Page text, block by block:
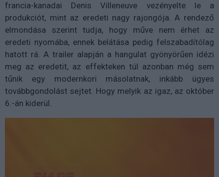
francia-kanadai Denis Villeneuve vezényelte le a
produkciót, mint az eredeti nagy rajongója. A rendező
elmondása szerint tudja, hogy műve nem érhet az
eredeti nyomába, ennek belátása pedig felszabadítólag
hatott rá. A trailer alapján a hangulat gyönyörűen idézi
meg az eredetit, az effekteken túl azonban még sem
tűnik egy modernkori másolatnak, inkább ügyes
továbbgondolást sejtet. Hogy melyik az igaz, az október
6.-án kiderül.